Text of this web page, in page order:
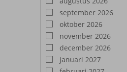
september 2026
oktober 2026
november 2026
december 2026
januari 2027